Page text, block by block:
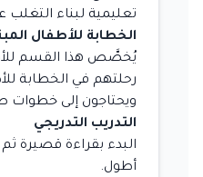
تعليمية لبناء
الخطابة للأطفال
يُخصَّص هذا القسم
رحلتهم في الخطابة
ويحتاجون إلى خطوات
التدريب التدريجي
البدء بقراءة قصيرة
أطول.